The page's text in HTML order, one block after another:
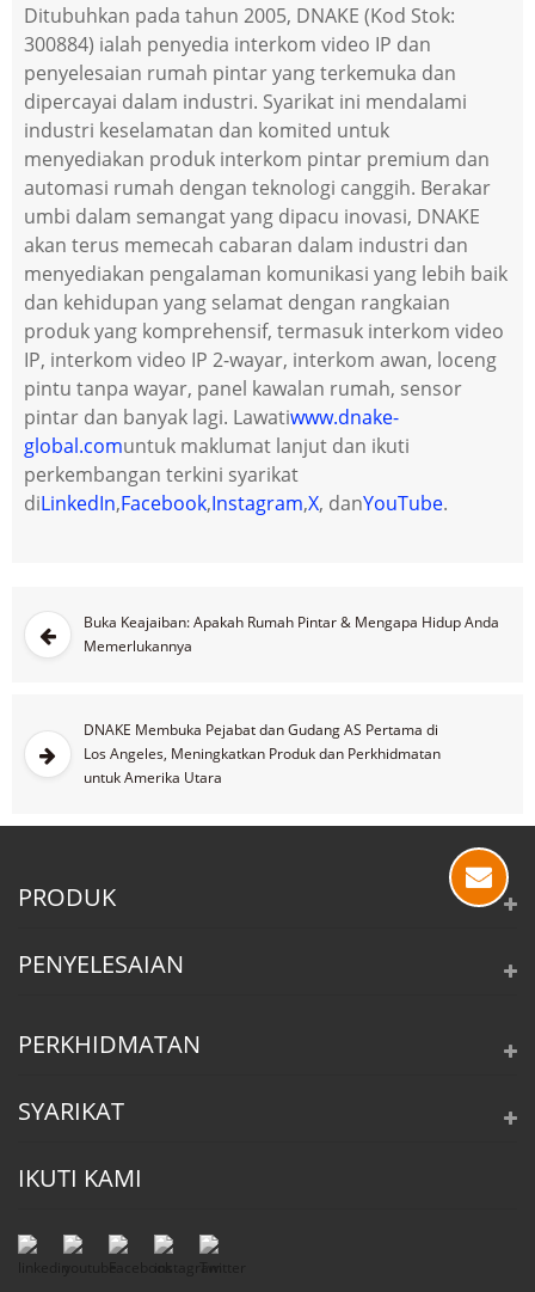
Ditubuhkan pada tahun 2005, DNAKE (Kod Stok:
300884) ialah penyedia interkom video IP dan
penyelesaian rumah pintar yang terkemuka dan
dipercayai dalam industri. Syarikat ini mendalami
industri keselamatan dan komited untuk
menyediakan produk interkom pintar premium dan
automasi rumah dengan teknologi canggih. Berakar
umbi dalam semangat yang dipacu inovasi, DNAKE
akan terus memecah cabaran dalam industri dan
menyediakan pengalaman komunikasi yang lebih baik
dan kehidupan yang selamat dengan rangkaian
produk yang komprehensif, termasuk interkom video
IP, interkom video IP 2-wayar, interkom awan, loceng
pintu tanpa wayar, panel kawalan rumah, sensor
pintar dan banyak lagi. Lawatiwww.dnake-
global.comuntuk maklumat lanjut dan ikuti
perkembangan terkini syarikat
diLinkedIn,Facebook,Instagram,X, danYouTube.
Buka Keajaiban: Apakah Rumah Pintar & Mengapa Hidup Anda
Memerlukannya
DNAKE Membuka Pejabat dan Gudang AS Pertama di
Los Angeles, Meningkatkan Produk dan Perkhidmatan
untuk Amerika Utara
PRODUK
PENYELESAIAN
PERKHIDMATAN
SYARIKAT
IKUTI KAMI